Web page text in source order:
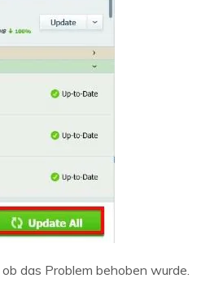
das Problem behoben wurde.